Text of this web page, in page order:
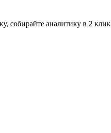
собирайте аналитику в 2